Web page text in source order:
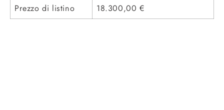
Prezzo di listino
18.300,00 €